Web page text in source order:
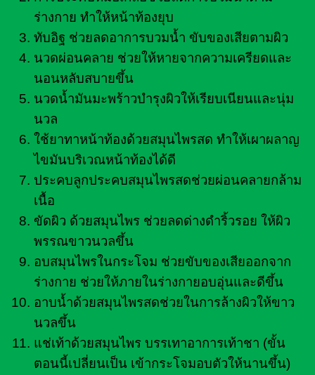
ร่างกาย ทำให้หน้าท้องยุบ
ทับอิฐ ช่วยลดอาการบวมน้ำ ขับของเสียตามผิว
นวดผ่อนคลาย ช่วยให้หายจากความเครียดและ
นอนหลับสบายขึ้น
นวดน้ำมันมะพร้าวบำรุงผิวให้เรียบเนียนและนุ่ม
นวล
ใช้ยาทาหน้าท้องด้วยสมุนไพรสด ทำให้เผาผลาญ
ไขมันบริเวณหน้าท้องได้ดี
ประคบลูกประคบสมุนไพรสดช่วยผ่อนคลายกล้าม
เนื้อ
ขัดผิว ด้วยสมุนไพร ช่วยลดด่างดำริ้วรอย ให้ผิว
พรรณขาวนวลขึ้น
อบสมุนไพรในกระโจม ช่วยขับของเสียออกจาก
ร่างกาย ช่วยให้ภายในร่างกายอบอุ่นและดีขึ้น
อาบน้ำด้วยสมุนไพรสดช่วยในการล้างผิวให้ขาว
นวลขึ้น
แช่เท้าด้วยสมุนไพร บรรเทาอาการเท้าชา (ขั้น
ตอนนี้เปลี่ยนเป็น เข้ากระโจมอบตัวให้นานขึ้น)